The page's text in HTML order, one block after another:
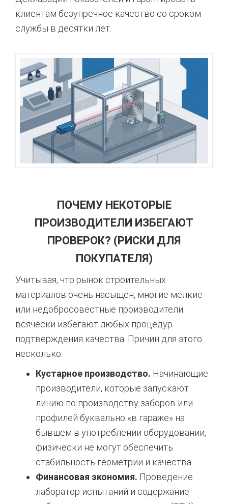
клиентам безупречное качество со сроком
службы в десятки лет.
ПОЧЕМУ НЕКОТОРЫЕ
ПРОИЗВОДИТЕЛИ ИЗБЕГАЮТ
ПРОВЕРОК? (РИСКИ ДЛЯ
ПОКУПАТЕЛЯ)
Учитывая, что рынок строительных
материалов очень насыщен, многие мелкие
или недобросовестные производители
всячески избегают любых процедур
подтверждения качества. Причин для этого
несколько:
Кустарное производство. Начинающие
производители, которые запускают
линию по производству заборов или
профилей буквально «в гараже» на
бывшем в употреблении оборудовании,
физически не могут обеспечить
стабильность геометрии и качества.
Финансовая экономия. Проведение
лаборатор испытаний и содержание